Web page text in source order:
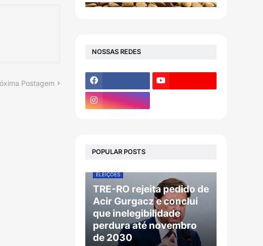
Postagem
NOSSAS REDES
POPULAR POSTS
ELEIÇÕES
TRE-RO rejeita pedido de
Acir Gurgacz e conclui
que inelegibilidade
perdura até novembro
de 2030